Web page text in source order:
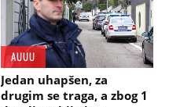
AUUU
Jedan uhapšen, za
drugim se traga, a zbog 1